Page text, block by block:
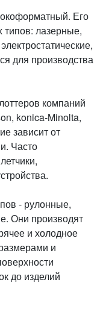
Его
типов: лазерные,
для производства
компаний
konica-Minolta,
зависит от
Часто
- рулонные,
Они производят
и холодное
и
до изделий